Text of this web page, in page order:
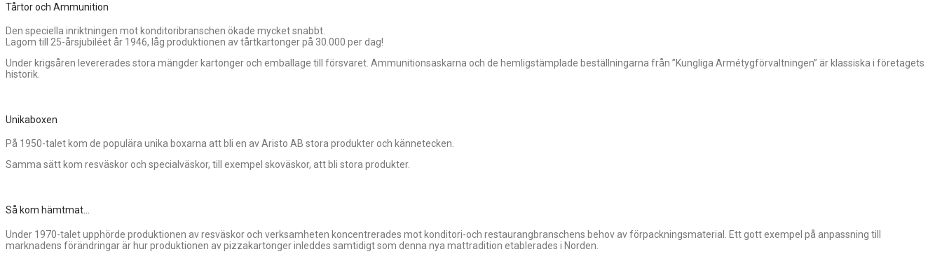
Tårtor och Ammunition
Den speciella inriktningen mot konditoribranschen ökade mycket snabbt.
Lagom till 25-årsjubiléet år 1946, låg produktionen av tårtkartonger på 30.000 per dag!
Under krigsåren levererades stora mängder kartonger och emballage till försvaret. Ammunitionsaskarna och de hemligstämplade beställningarna från ”Kungliga Armétygförvaltningen” är klassiska i företagets
historik.
Unikaboxen
På 1950-talet kom de populära unika boxarna att bli en av Aristo AB stora produkter och kännetecken.
Samma sätt kom resväskor och specialväskor, till exempel skoväskor, att bli stora produkter.
Så kom hämtmat...
Under 1970-talet upphörde produktionen av resväskor och verksamheten koncentrerades mot konditori-och restaurangbranschens behov av förpackningsmaterial. Ett gott exempel på anpassning till
marknadens förändringar är hur produktionen av pizzakartonger inleddes samtidigt som denna nya mattradition etablerades i Norden.